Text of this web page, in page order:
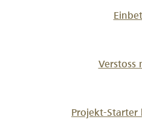
Verstoss
Projekt-